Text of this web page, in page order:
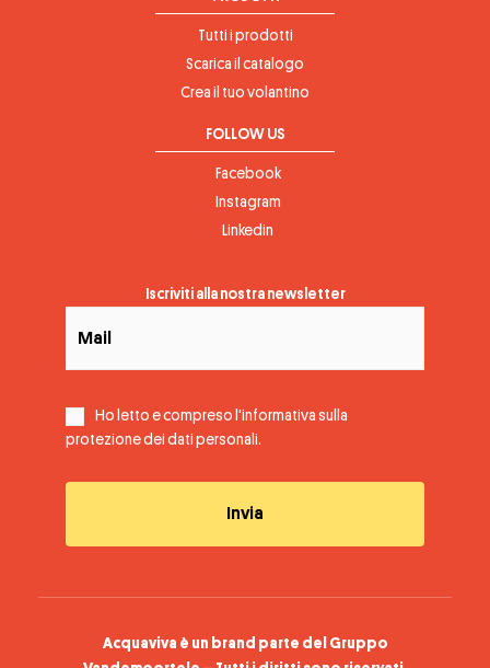
Tutti i prodotti
Scarica il catalogo
Crea il tuo volantino
FOLLOW US
Facebook
Instagram
Linkedin
Iscriviti alla nostra newsletter
Ho letto e compreso l'informativa sulla
protezione dei dati personali.
Acquaviva è un brand parte del Gruppo